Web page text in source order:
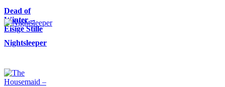
Dead of
Winter –
Eisige Stille
Nightsleeper